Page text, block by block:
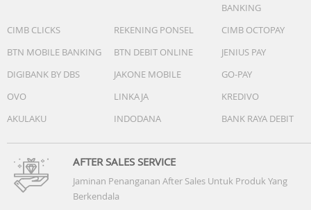
BANKING
CIMB CLICKS
REKENING PONSEL
CIMB OCTOPAY
BTN MOBILE BANKING
BTN DEBIT ONLINE
JENIUS PAY
DIGIBANK BY DBS
JAKONE MOBILE
GO-PAY
OVO
LINKAJA
KREDIVO
AKULAKU
INDODANA BANK RAYA DEBIT
AFTER SALES SERVICE
Jaminan Penanganan After Sales Untuk Produk Yang
Berkendala